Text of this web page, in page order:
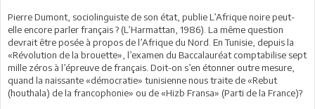
Pierre Dumont, sociolinguiste de son état, publie L’Afrique noire peut-
elle encore parler français ? (L’Harmattan, 1986). La même question
devrait être posée à propos de l’Afrique du Nord. En Tunisie, depuis la
«Révolution de la brouette», l’examen du Baccalauréat comptabilise sept
mille zéros à l’épreuve de français. Doit-on s’en étonner outre mesure,
quand la naissante «démocratie» tunisienne nous traite de «Rebut
(houthala) de la francophonie» ou de «Hizb Fransa» (Parti de la France)?